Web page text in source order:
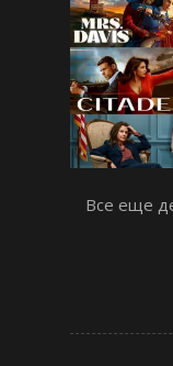
Все еще